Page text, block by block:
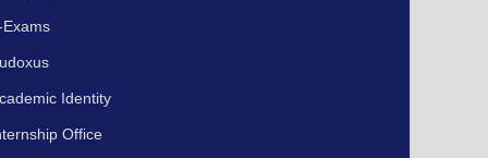
Exams
Identity
Office